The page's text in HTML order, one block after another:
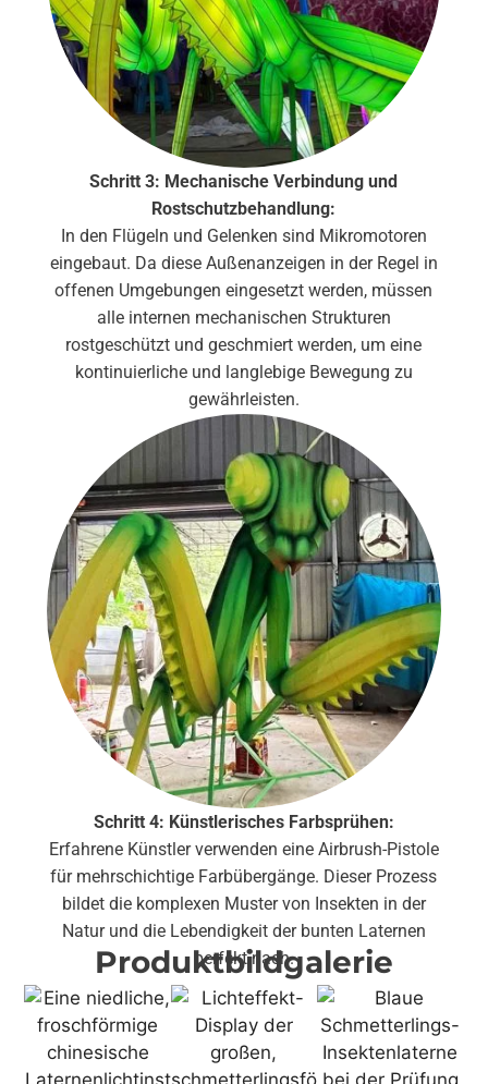
Schritt 3: Mechanische Verbindung und
Rostschutzbehandlung:
In den Flügeln und Gelenken sind Mikromotoren
eingebaut. Da diese Außenanzeigen in der Regel in
offenen Umgebungen eingesetzt werden, müssen
alle internen mechanischen Strukturen
rostgeschützt und geschmiert werden, um eine
kontinuierliche und langlebige Bewegung zu
gewährleisten.
Schritt 4: Künstlerisches Farbsprühen:
Erfahrene Künstler verwenden eine Airbrush-Pistole
für mehrschichtige Farbübergänge. Dieser Prozess
bildet die komplexen Muster von Insekten in der
Natur und die Lebendigkeit der bunten Laternen
perfekt nach.
Produktbildgalerie